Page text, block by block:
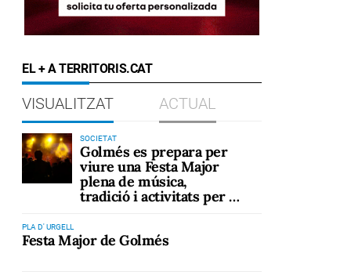
EL + A TERRITORIS.CAT
VISUALITZAT ACTUAL
SOCIETAT
Golmés es prepara per
viure una Festa Major
plena de música,
tradició i activitats per a
PLA D' URGELL
Festa Major de Golmés